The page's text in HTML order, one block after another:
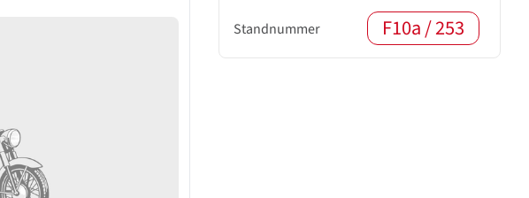
Standnummer F10a / 253